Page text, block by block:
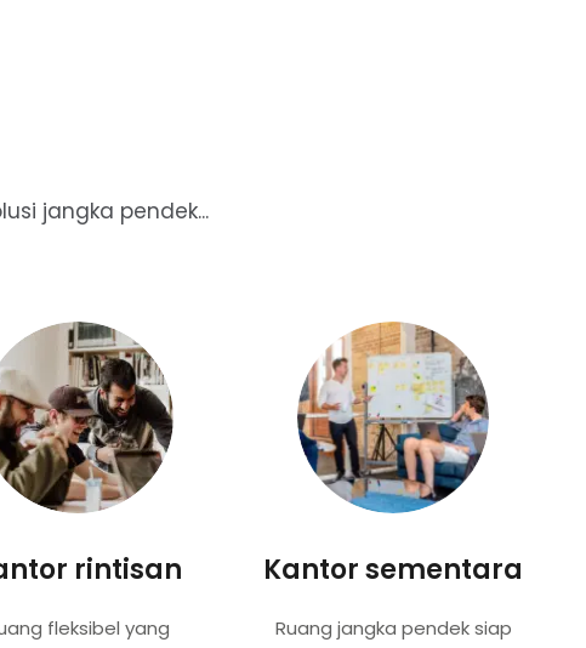
jangka pendek...
rintisan
fleksibel yang
Kantor sementara
Ruang jangka pendek siap